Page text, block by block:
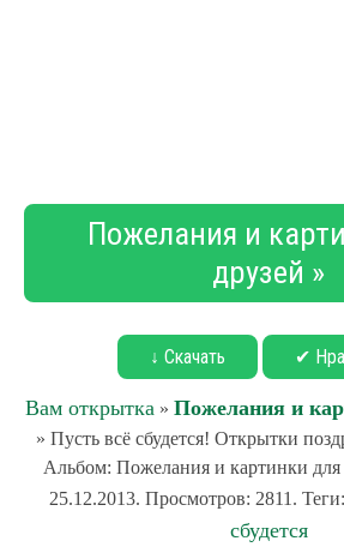
Пожелания и
друзей »
↓ Скачать ✔
Вам открытка » Пожелания и
» Пусть всё сбудется! Открытки
Альбом: Пожелания и картинки для
25.12.2013. Просмотров: 2811. Теги:
сбудется